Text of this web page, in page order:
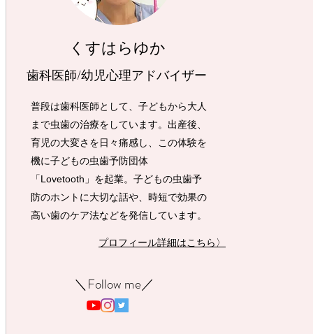
くすはらゆか
歯科医師/幼児心理アドバイザー
普段は歯科医師として、子どもから大人
まで虫歯の治療をしています。出産後、
育児の大変さを日々痛感し、この体験を
機に子どもの虫歯予防団体
「Lovetooth」を起業。子どもの虫歯予
防のホントに大切な話や、時短で効果の
高い歯のケア法などを発信しています。
​＼Follow me／
プロフィール詳細はこちら〉